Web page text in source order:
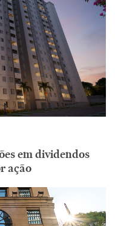
em dividendos
ação